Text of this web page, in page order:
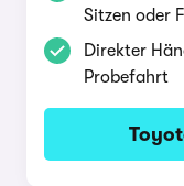
Sitzen oder
Direkter
Probefahrt